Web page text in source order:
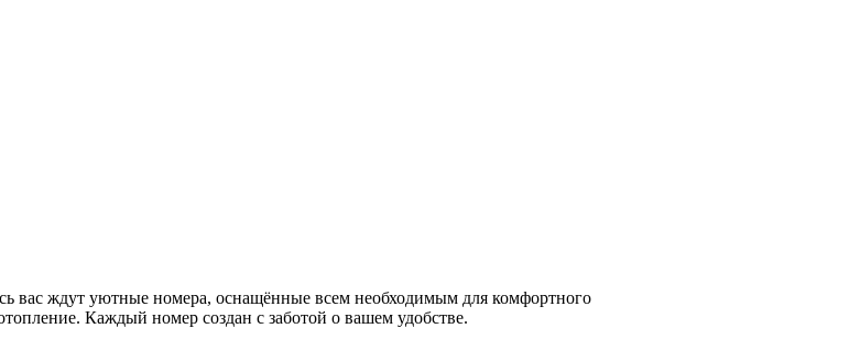
вас ждут уютные номера, оснащённые всем необходимым для комфортного
Каждый номер создан с заботой о вашем удобстве.